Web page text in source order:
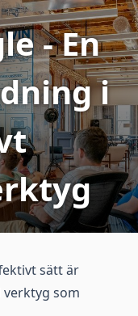
- En
i
sätt är
som